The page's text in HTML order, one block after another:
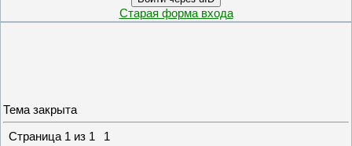
Старая форма входа
Тема закрыта
Страница 1 из 1
1